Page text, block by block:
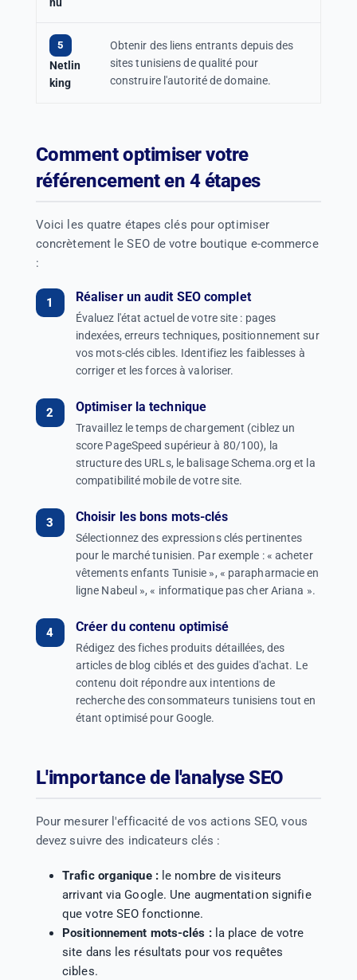
5
Netlin
king
Obtenir des liens entrants depuis des
sites tunisiens de qualité pour
construire l'autorité de domaine.
Comment optimiser votre
référencement en 4 étapes
Voici les quatre étapes clés pour optimiser
concrètement le SEO de votre boutique e-commerce
:
Réaliser un audit SEO complet
Évaluez l'état actuel de votre site : pages
indexées, erreurs techniques, positionnement sur
vos mots-clés cibles. Identifiez les faiblesses à
corriger et les forces à valoriser.
Optimiser la technique
Travaillez le temps de chargement (ciblez un
score PageSpeed supérieur à 80/100), la
structure des URLs, le balisage Schema.org et la
compatibilité mobile de votre site.
Choisir les bons mots-clés
Sélectionnez des expressions clés pertinentes
pour le marché tunisien. Par exemple : « acheter
vêtements enfants Tunisie », « parapharmacie en
ligne Nabeul », « informatique pas cher Ariana ».
Créer du contenu optimisé
Rédigez des fiches produits détaillées, des
articles de blog ciblés et des guides d'achat. Le
contenu doit répondre aux intentions de
recherche des consommateurs tunisiens tout en
étant optimisé pour Google.
L'importance de l'analyse SEO
Pour mesurer l'efficacité de vos actions SEO, vous
devez suivre des indicateurs clés :
Trafic organique :le nombre de visiteurs
arrivant via Google. Une augmentation signifie
que votre SEO fonctionne.
Positionnement mots-clés :la place de votre
site dans les résultats pour vos requêtes
cibles.